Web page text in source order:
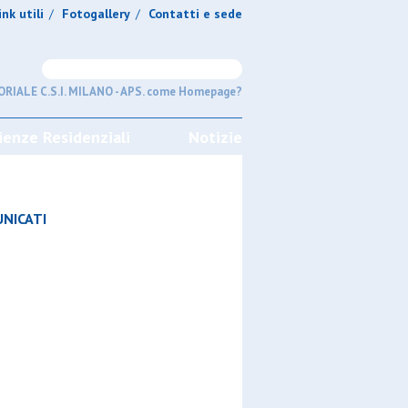
utili / Fotogallery / Contatti e sede
C.S.I. MILANO - APS. come Homepage?
Residenziali Notizie